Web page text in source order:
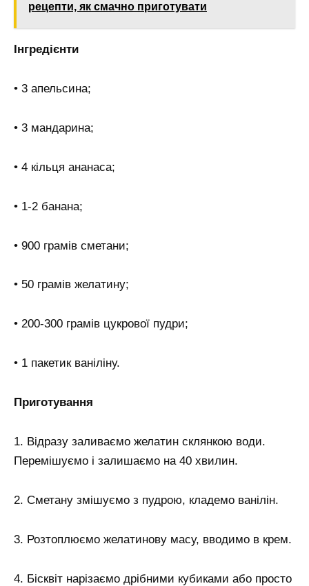
рецепти, як смачно приготувати
Інгредієнти
• 3 апельсина;
• 3 мандарина;
• 4 кільця ананаса;
• 1-2 банана;
• 900 грамів сметани;
• 50 грамів желатину;
• 200-300 грамів цукрової пудри;
• 1 пакетик ваніліну.
Приготування
1. Відразу заливаємо желатин склянкою води.
Перемішуємо і залишаємо на 40 хвилин.
2. Сметану змішуємо з пудрою, кладемо ванілін.
3. Розтоплюємо желатинову масу, вводимо в крем.
4. Бісквіт нарізаємо дрібними кубиками або просто